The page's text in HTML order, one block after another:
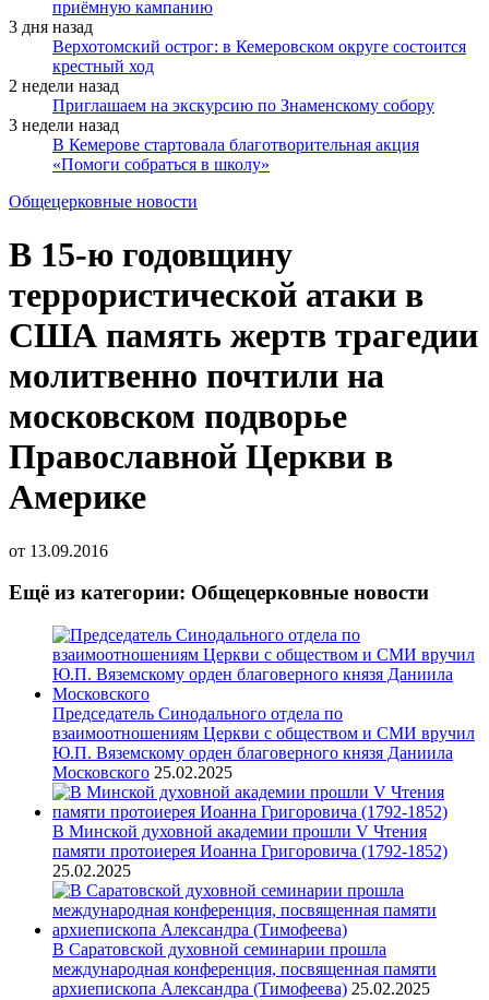
приёмную кампанию
3 дня назад
Верхотомский острог: в Кемеровском округе состоится
крестный ход
2 недели назад
Приглашаем на экскурсию по Знаменскому собору
3 недели назад
В Кемерове стартовала благотворительная акция
«Помоги собраться в школу»
Общецерковные новости
В 15-ю годовщину
террористической атаки в
США память жертв трагедии
молитвенно почтили на
московском подворье
Православной Церкви в
Америке
от 13.09.2016
Ещё из категории: Общецерковные новости
Председатель Синодального отдела по
взаимоотношениям Церкви с обществом и СМИ вручил
Ю.П. Вяземскому орден благоверного князя Даниила
Московского 25.02.2025
В Минской духовной академии прошли V Чтения
памяти протоиерея Иоанна Григоровича (1792-1852)
25.02.2025
В Саратовской духовной семинарии прошла
международная конференция, посвященная памяти
архиепископа Александра (Тимофеева) 25.02.2025